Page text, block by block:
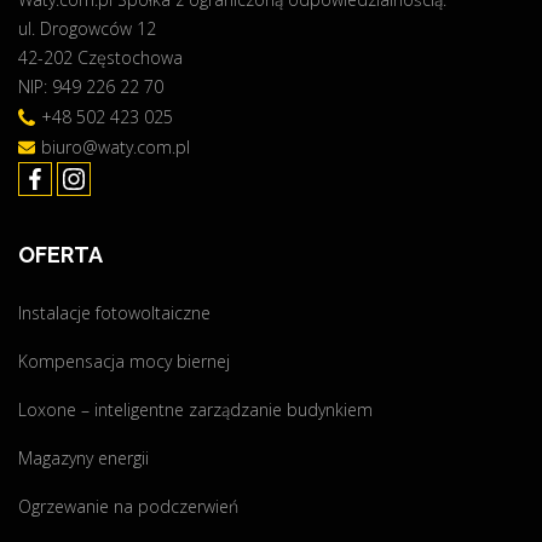
n
a
s
z
e
o
e
c
e
!
ul. Drogowców 12
42-202 Częstochowa
NIP: 949 226 22 70
+48 502 423 025
biuro@waty.com.pl
OFERTA
Instalacje fotowoltaiczne
Kompensacja mocy biernej
Loxone – inteligentne zarządzanie budynkiem
Magazyny energii
Ogrzewanie na podczerwień